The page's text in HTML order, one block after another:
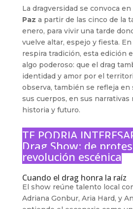
La dragversidad se convoca en
Paz a partir de las cinco de la
enero, para vivir una tarde
vuelve altar, espejo y fiesta.
respira tradición, esta edición
algo poderoso: que el drag
identidad y amor por el
observa, también se refleja en
sus cuerpos, en sus narrativas
historia y futuro.
TE PODRIA
Drag Show: de
revolución escénica
Cuando el drag honra la raíz
El show reúne talento local
Adriana Gonbur, Aria Hard, y